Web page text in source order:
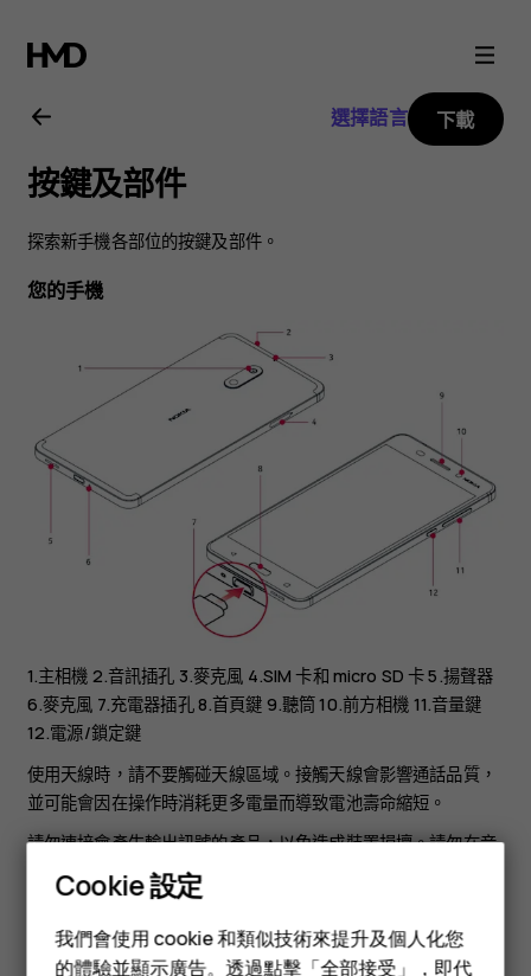
Nokia
6
用
戶
指
智慧型手機
選擇語言 下載
按鍵及部件
探索新手機各部位的按鍵及部件。
您的手機
1.主相機 2.音訊插孔 3.麥克風 4.SIM 卡和 micro SD 卡 5.揚聲器
6.麥克風 7.充電器插孔 8.首頁鍵 9.聽筒 10.前方相機 11.音量鍵
12.電源/鎖定鍵
使用天線時，請不要觸碰天線區域。接觸天線會影響通話品質，
並可能會因在操作時消耗更多電量而導致電池壽命縮短。
請勿連接會產生輸出訊號的產品，以免造成裝置損壞。請勿在音
效插孔連接任何電源。如果連接任何非經認可用於搭配本裝置的
外部裝置或耳機至音效插孔，請特別注意音量級別。
裝置某些部份具有磁性。裝置可能會吸引金屬物件。請勿將信用
卡或其他磁條卡片長時間放在本裝置附近，以免造成卡片損壞。
Cookie 設定
我們會使用 cookie 和類似技術來提升及個人化您
的體驗並顯示廣告。透過點擊「全部接受」，即代